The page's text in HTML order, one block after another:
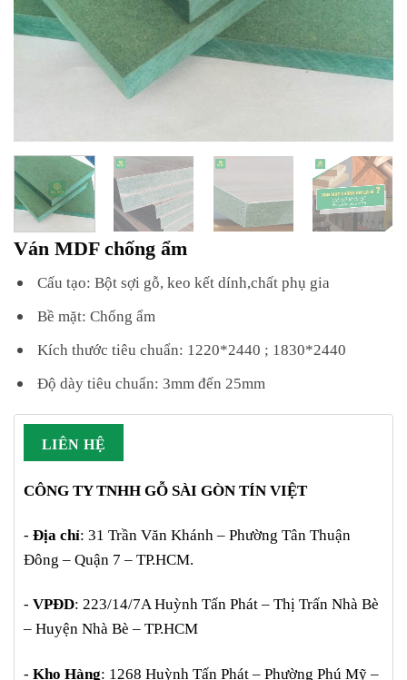
Ván MDF chống ẩm
Cấu tạo: Bột sợi gỗ, keo kết dính,chất phụ gia
Bề mặt: Chống ẩm
Kích thước tiêu chuẩn: 1220*2440 ; 1830*2440
Độ dày tiêu chuẩn: 3mm đến 25mm
LIÊN HỆ
CÔNG TY TNHH GỖ SÀI GÒN TÍN VIỆT
- Địa chỉ: 31 Trần Văn Khánh – Phường Tân Thuận
Đông – Quận 7 – TP.HCM.
- VPĐD: 223/14/7A Huỳnh Tấn Phát – Thị Trấn Nhà Bè
– Huyện Nhà Bè – TP.HCM
- Kho Hàng: 1268 Huỳnh Tấn Phát – Phường Phú Mỹ –